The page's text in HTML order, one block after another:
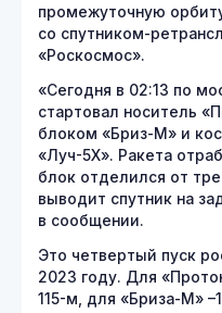
промежуточную
со спутником-
«Роскосмос».
«Сегодня в 02:13 по
стартовал носитель
блоком «Бриз-М» и
«Луч-5Х». Ракета
блок отделился от
выводит спутник на
в сообщении.
Это четвертый пуск
2023 году. Для
115-м, для «Бриза-М»